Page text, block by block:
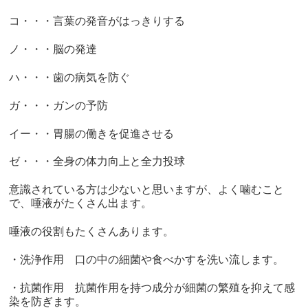
コ・・・言葉の発音がはっきりする
ノ・・・脳の発達
ハ・・・歯の病気を防ぐ
ガ・・・ガンの予防
イー・・胃腸の働きを促進させる
ゼ・・・全身の体力向上と全力投球
意識されている方は少ないと思いますが、よく噛むこと
で、唾液がたくさん出ます。
唾液の役割もたくさんあります。
・洗浄作用 口の中の細菌や食べかすを洗い流します。
・抗菌作用 抗菌作用を持つ成分が細菌の繁殖を抑えて感
染を防ぎます。